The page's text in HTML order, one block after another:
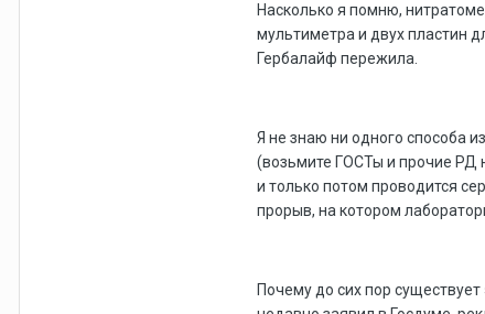
Насколько я помню,
мультиметра и двух пластин
Гербалайф пережила.
Я не знаю ни одного способа
(возьмите ГОСТы и прочие РД
и только потом проводится
прорыв, на котором
Почему до сих пор